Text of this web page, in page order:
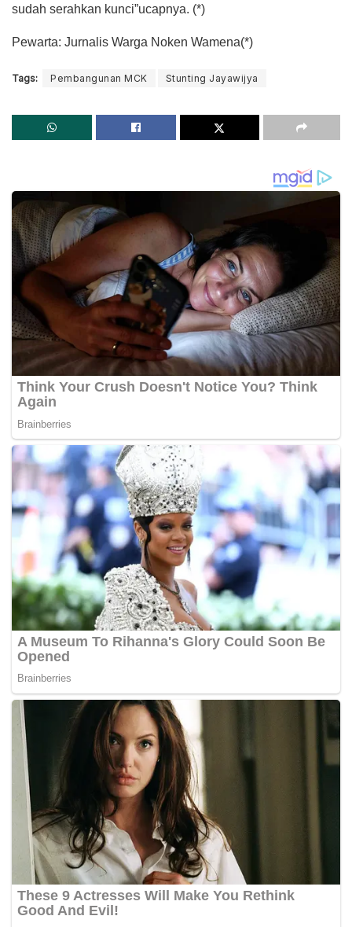
sudah serahkan kunci”ucapnya. (*)
Pewarta: Jurnalis Warga Noken Wamena(*)
Tags: Pembangunan MCK Stunting Jayawijya